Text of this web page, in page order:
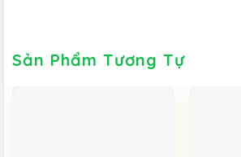
Sản Phẩm Tương Tự